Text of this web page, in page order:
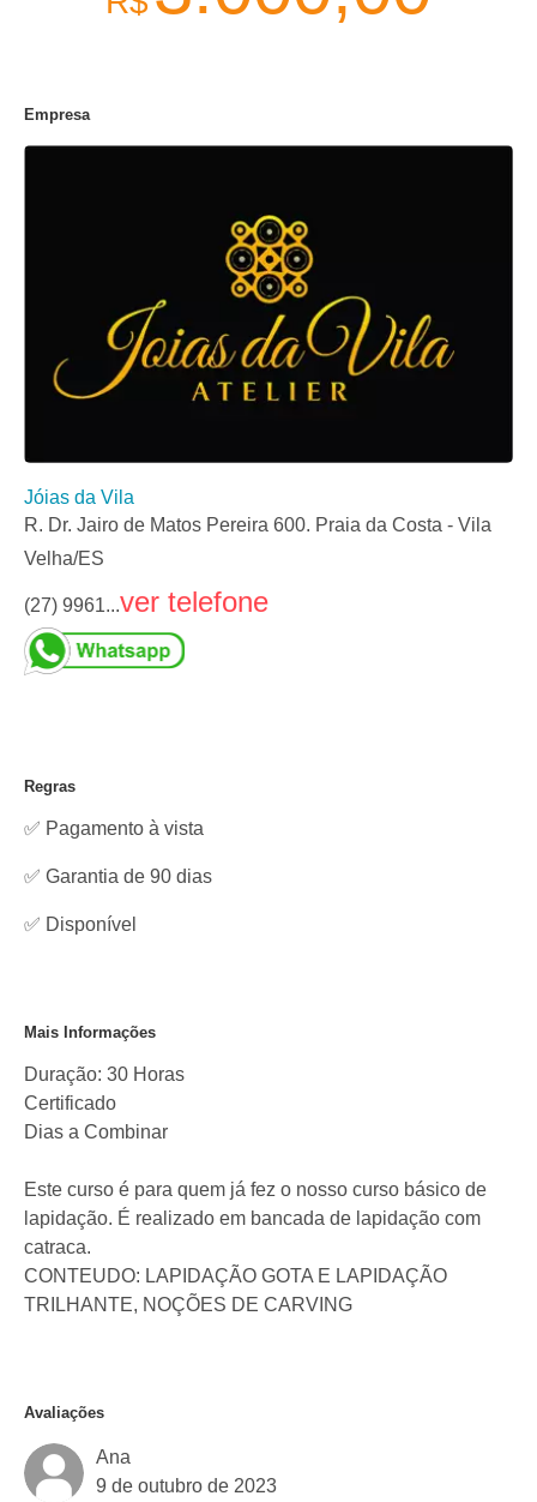
Empresa
Jóias da Vila
R. Dr. Jairo de Matos Pereira 600. Praia da Costa - Vila
Velha/ES
(27) 9961...ver telefone
Regras
✅ Pagamento à vista
✅ Garantia de 90 dias
✅ Disponível
Mais Informações
Duração: 30 Horas
Certificado
Dias a Combinar
Este curso é para quem já fez o nosso curso básico de
lapidação. É realizado em bancada de lapidação com
catraca.
CONTEUDO: LAPIDAÇÃO GOTA E LAPIDAÇÃO
TRILHANTE, NOÇÕES DE CARVING
Avaliações
Ana
9 de outubro de 2023